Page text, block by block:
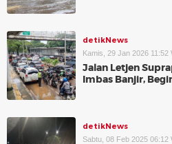
detikNews
Kamis, 29 Jan 2026 11:52
Jalan Letjen
Imbas Banjir,
detikNews
Sabtu, 08 Feb 2025 06:12